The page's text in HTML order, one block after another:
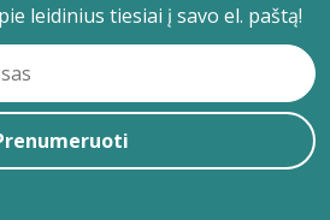
leidinius tiesiai į savo el. paštą!